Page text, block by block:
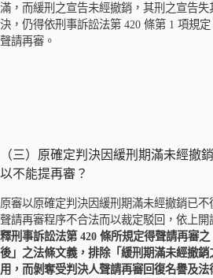
滿，而緩刑之宣告未經撤銷，其刑之宣告失
決，仍得依刑事訴訟法第 420 條第 1 項規
聲請再審。
（三）原確定判決因緩刑期滿未經撤
以不能提再審？
原審以原確定判決因緩刑期滿未經撤銷已不
聲請再審程序不合法而以裁定駁回，依上開
釋刑事訴訟法第 420 條所規定得聲請再審
後」之法條文義，排除「緩刑期滿未經撤銷
用，而剝奪受判決人聲請再審回復名譽及